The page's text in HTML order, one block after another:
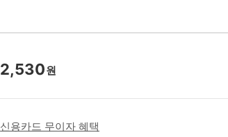
2,530원
신용카드 무이자 혜택